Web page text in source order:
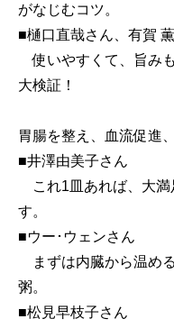
がなじむコツ。
■樋口直哉さん、有賀
使いやすくて、旨み
大検証！
胃腸を整え、血流促進
■井澤由美子さん
これ1皿あれば、大
す。
■ウー･ウェンさん
まずは内臓から温め
粥。
■松見早枝子さん